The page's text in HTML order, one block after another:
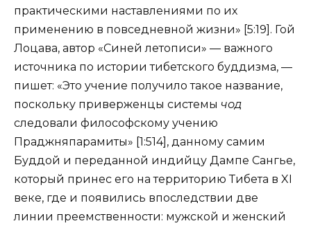
практическими наставлениями по их
применению в повседневной жизни» [5:19]. Гой
Лоцава, автор «Синей летописи» — важного
источника по истории тибетского буддизма, —
пишет: «Это учение получило такое название,
поскольку приверженцы системы чод
следовали философскому учению
Праджняпарамиты» [1:514], данному самим
Буддой и переданной индийцу Дампе Сангье,
который принес его на территорию Тибета в XI
веке, где и появились впоследствии две
линии преемственности: мужской и женский